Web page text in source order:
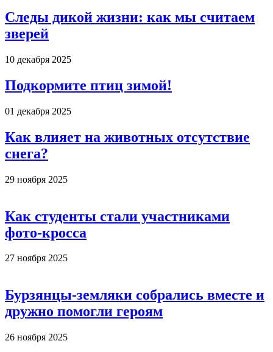
Следы дикой жизни: как мы считаем
зверей
10 декабря 2025
Подкормите птиц зимой!
01 декабря 2025
Как влияет на животных отсутствие
снега?
29 ноября 2025
Как студенты стали участниками
фото-кросса
27 ноября 2025
Бурзянцы-земляки собрались вместе и
дружно помогли героям
26 ноября 2025